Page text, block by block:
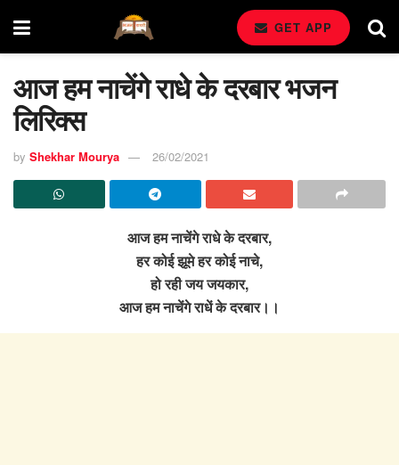
GET APP
आज हम नाचेंगे राधे के दरबार भजन
लिरिक्स
by Shekhar Mourya 26/02/2021
आज हम नाचेंगे राधे के दरबार,
हर कोई झूमे हर कोई नाचे,
हो रही जय जयकार,
आज हम नाचेंगे राधें के दरबार।।